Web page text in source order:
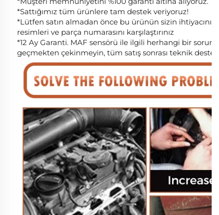
*Sattığımız tüm ürünlere tam destek veriyoruz!
*Lütfen satın almadan önce bu ürünün sizin
resimleri ve parça numarasını karşılaştırınız
*12 Ay Garanti. MAF sensörü ile ilgili herhangi bir
geçmekten çekinmeyin, tüm satış sonrası teknik